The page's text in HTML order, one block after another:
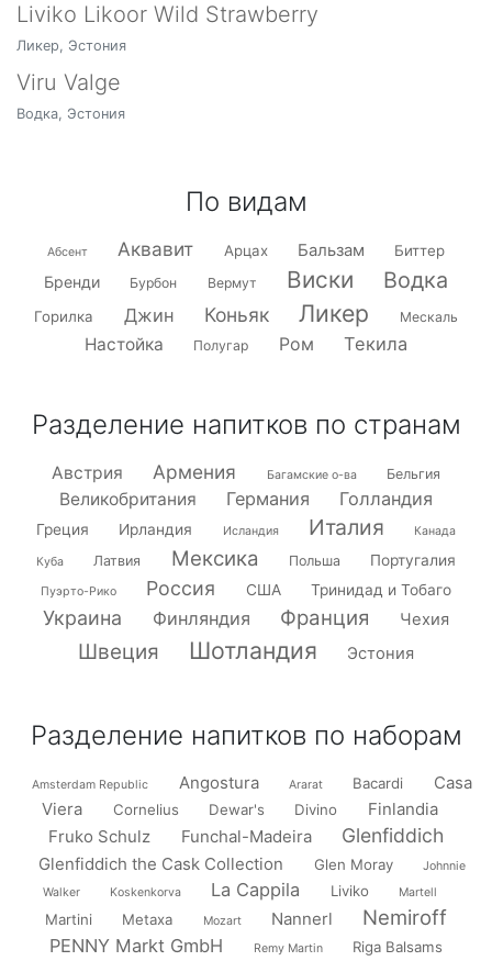
Liviko Likoor Wild Strawberry
Ликер, Эстония
Viru Valge
Водка, Эстония
По видам
Абсент Аквавит Арцах Бальзам Биттер
Бренди Бурбон Вермут Виски Водка
Горилка Джин Коньяк Ликер Мескаль
Настойка Полугар Ром Текила
Разделение напитков по странам
Австрия Армения Багамские о-ва Бельгия
Великобритания Германия Голландия
Греция Ирландия Исландия Италия Канада
Куба Латвия Мексика Польша Португалия
Пуэрто-Рико Россия США Тринидад и Тобаго
Украина Финляндия Франция Чехия
Швеция Шотландия Эстония
Разделение напитков по наборам
Amsterdam Republic Angostura Ararat Bacardi
Casa
Viera
Cornelius Dewar's Divino
Finlandia
Fruko Schulz
Funchal-Madeira Glenfiddich
Glenfiddich the Cask Collection Glen Moray
Johnnie
Walker
Koskenkorva La Cappila Liviko Martell
Martini Metaxa Mozart Nannerl Nemiroff
PENNY Markt GmbH Remy Martin Riga Balsams